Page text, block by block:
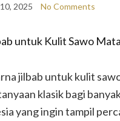
2025 No Comments
jilbab untuk kulit
klasik bagi
yang ingin tampil